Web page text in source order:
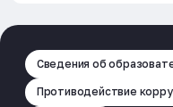
Сведения об
Противодействие